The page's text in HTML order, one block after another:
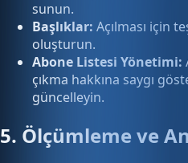
sunun.
Başlıklar: Açılması için
oluşturun.
Abone Listesi Yönetimi:
çıkma hakkına saygı
güncelleyin.
5. Ölçümleme ve